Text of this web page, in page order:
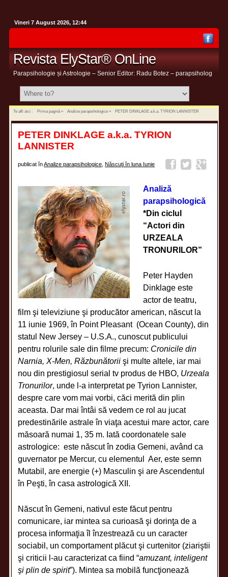
Vineri 7 August 2026, 12:44
Revista ElyStar® OnLine
Parapsihologie și Astrologie – Senior Editor: Radu Botez – parapsiholog
Te afli aici : Prima pagină» Analize parapsihologice» PETER DINKLAGE a.k.a. TYRION LANNISTER
PETER DINKLAGE a.k.a. TYRION
LANNISTER
publicat înAnalize parapsihologice ,Născuţi în luna Iunie
Analiză
parapsihologică
*Din ciclul
“Actori din
URZEALA
TRONURILOR”
Peter Hayden
Dinklage este
actor de teatru,
film şi televiziune şi producător american, născut la
11 iunie 1969, în Point Pleasant (Ocean County), din
statul New Jersey – U.S.A., cunoscut publicului
pentru rolurile sale din filme precum: Cronicile din
Narnia, X-Men, Răzbunătoriişi multe altele, iar mai
nou din prestigiosul serial tv produs de HBO, Urzeala
Tronurilor, unde l-a interpretat pe Tyrion Lannister,
despre care vom mai vorbi, căci merită din plin
aceasta. Dar mai întâi să vedem ce rol au jucat
predestinările astrale în viaţa acestui mare actor, care
măsoară numai 1, 35 m. Iată coordonatele sale
astrologice: este născut în zodia Gemeni, având ca
guvernator pe Mercur, cu elementul Aer, este semn
Mutabil, are energie (+) Masculin şi are Ascendentul
în Peşti, în casa astrologică XII.
Născut în Gemeni, nativul este făcut pentru
comunicare, iar mintea sa curioasă şi dorinţa de a
procesa informaţia îl înzestrează cu un caracter
sociabil, un comportament plăcut şi curtenitor (ziariştii
şi criticii l-au caracterizat ca fiind “amuzant, inteligent
şi plin de spirit”). Mintea sa mobilă funcţionează